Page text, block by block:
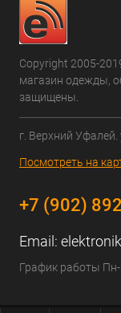
Copyright 2005-
магазин одежды,
защищены.
г. Верхний
Посмотреть на
+7 (902)
Email:
График работы Пн-